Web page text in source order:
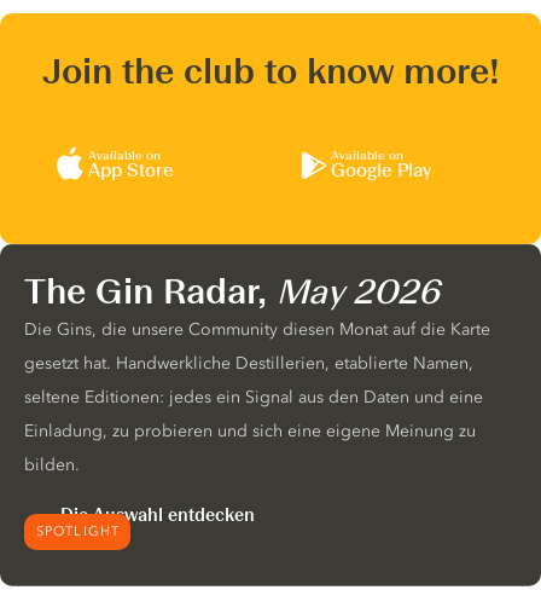
Join the club to know more!
Available on
App Store
Available on
Google Play
SPOTLIGHT
The Gin Radar, May 2026
Die Gins, die unsere Community diesen Monat auf die Karte
gesetzt hat. Handwerkliche Destillerien, etablierte Namen,
seltene Editionen: jedes ein Signal aus den Daten und eine
Einladung, zu probieren und sich eine eigene Meinung zu
bilden.
Die Auswahl entdecken